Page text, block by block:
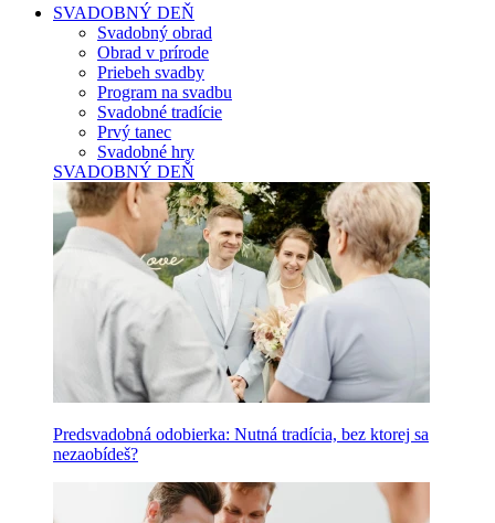
SVADOBNÝ DEŇ
Svadobný obrad
Obrad v prírode
Priebeh svadby
Program na svadbu
Svadobné tradície
Prvý tanec
Svadobné hry
SVADOBNÝ DEŇ
Predsvadobná odobierka: Nutná tradícia, bez ktorej sa
nezaobídeš?